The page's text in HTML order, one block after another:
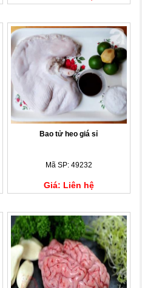
Bao tử heo giá sỉ
Mã SP: 49232
Giá: Liên hệ